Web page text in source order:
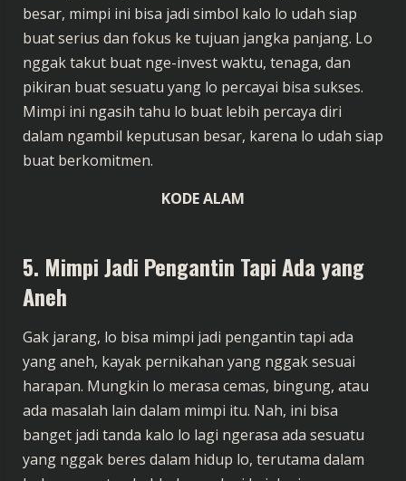
besar, mimpi ini bisa jadi simbol kalo lo udah siap
buat serius dan fokus ke tujuan jangka panjang. Lo
nggak takut buat nge-invest waktu, tenaga, dan
pikiran buat sesuatu yang lo percayai bisa sukses.
Mimpi ini ngasih tahu lo buat lebih percaya diri
dalam ngambil keputusan besar, karena lo udah siap
buat berkomitmen.
KODE ALAM
5. Mimpi Jadi Pengantin Tapi Ada yang
Aneh
Gak jarang, lo bisa mimpi jadi pengantin tapi ada
yang aneh, kayak pernikahan yang nggak sesuai
harapan. Mungkin lo merasa cemas, bingung, atau
ada masalah lain dalam mimpi itu. Nah, ini bisa
banget jadi tanda kalo lo lagi ngerasa ada sesuatu
yang nggak beres dalam hidup lo, terutama dalam